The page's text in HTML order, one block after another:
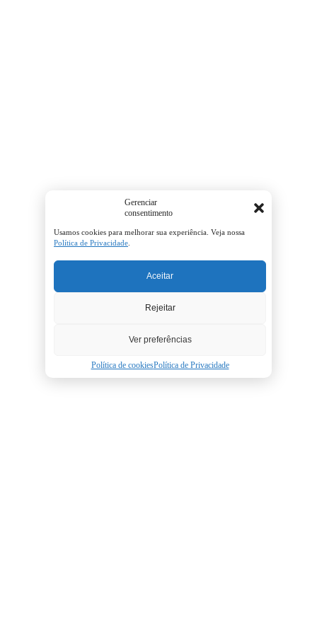
Gerenciar
consentimento
Usamos cookies para melhorar sua experiência. Veja nossa
Política de Privacidade
Aceitar
Rejeitar
Ver preferências
Política de cookiesPolítica de Privacidade